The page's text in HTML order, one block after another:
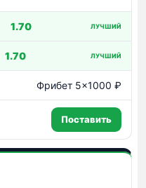
1.70 ЛУЧШИЙ
1.70 ЛУЧШИЙ
Фрибет 5×1000 ₽
Поставить